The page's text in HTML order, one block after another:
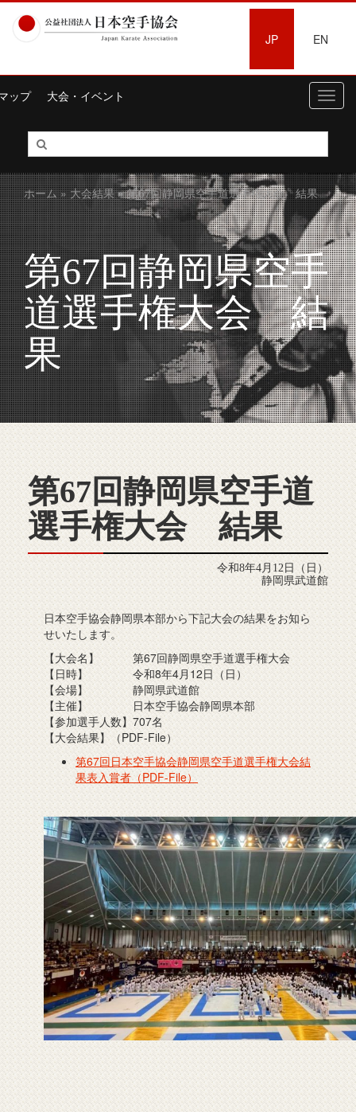
JP EN
ップ 大会・イベント
ホーム»大会結果» 第67回静岡県空手道選手権大会 結果
第67回静岡県空手
道選手権大会 結
果
第67回静岡県空手道
選手権大会 結果
令和8年4月12日（日）
静岡県武道館
日本空手協会静岡県本部から下記大会の結果をお知ら
せいたします。
【大会名】 第67回静岡県空手道選手権大会
【日時】 令和8年4月12日（日）
【会場】 静岡県武道館
【主催】 日本空手協会静岡県本部
【参加選手人数】707名
【大会結果】（PDF-File）
第67回日本空手協会静岡県空手道選手権大会結
果表入賞者（PDF-File）